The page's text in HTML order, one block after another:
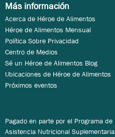
Más información
Acerca de Héroe de Alimentos
Héroe de Alimentos Mensual
Política Sobre Privacidad
Centro de Medios
Sé un Héroe de Alimentos Blog
Ubicaciones de Héroe de Alimentos
Próximos eventos
Pagado en parte por el Programa de
Asistencia Nutricional Suplementaria